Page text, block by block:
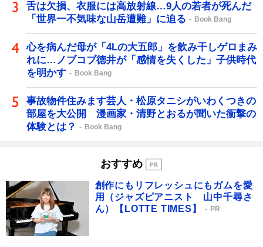
舌は欠損、衣服には高放射線…9人の若者が死んだ
「世界一不気味な山岳遭難」に迫る
Book Bang
心を病んだ母が「4Lの大五郎」を飲み干しゲロまみ
れに…ノブコブ徳井が「感情を失くした」子供時代
を明かす
Book Bang
事故物件住みます芸人・松原タニシがいわくつきの
部屋を大公開 漫画家・清野とおるが聞いた衝撃の
体験とは？
Book Bang
おすすめ
創作にもリフレッシュにもガムを愛
用（ジャズピアニスト 山中千尋さ
ん）【LOTTE TIMES】
PR